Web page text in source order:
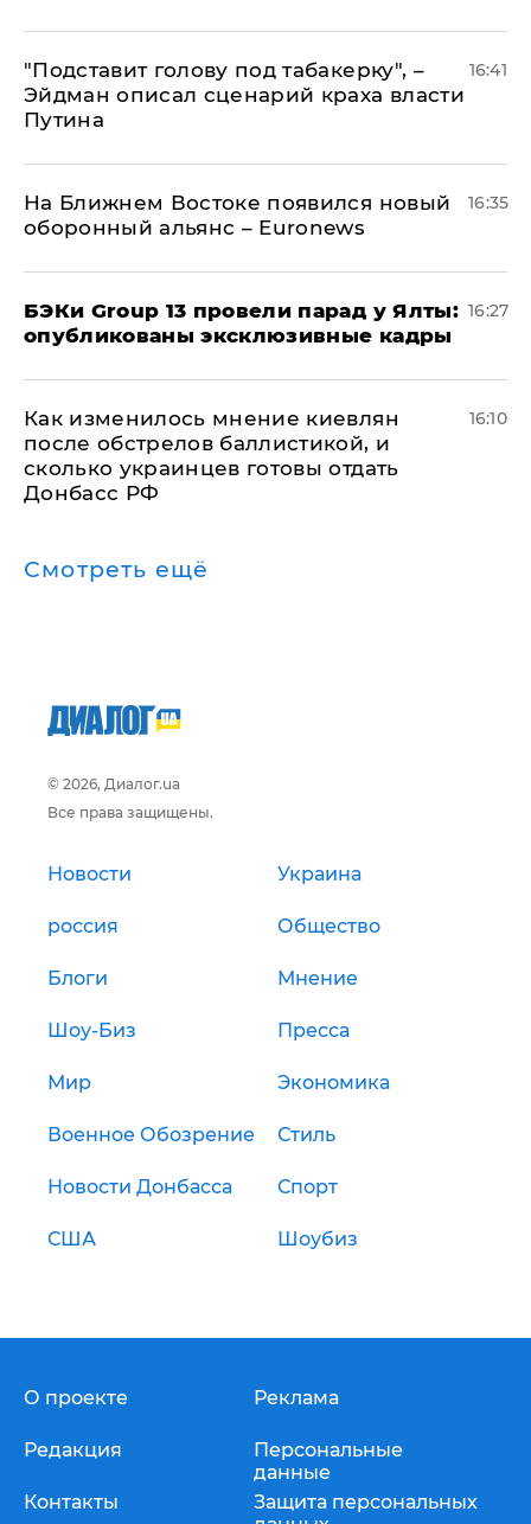
​"Подставит голову под табакерку", –
Эйдман описал сценарий краха власти
Путина
16:41
На Ближнем Востоке появился новый
оборонный альянс – Euronews
16:35
​БЭКи Group 13 провели парад у Ялты:
опубликованы эксклюзивные кадры
16:27
Как изменилось мнение киевлян
после обстрелов баллистикой, и
сколько украинцев готовы отдать
Донбасс РФ
16:10
Смотреть ещё
© 2026, Диалог.ua
Все права защищены.
Новости Украина
россия Общество
Блоги Мнение
Шоу-Биз Пресса
Мир Экономика
Военное Обозрение Стиль
Новости Донбасса Спорт
США Шоубиз
О проекте
Редакция
Контакты
Реклама
Персональные
данные
Защита персональных